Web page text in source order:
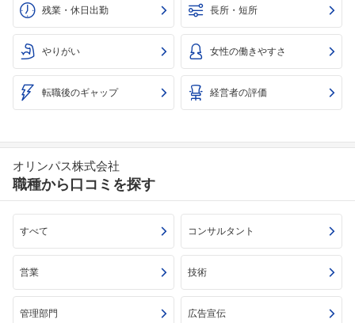
残業・休日出勤 長所・短所
やりがい 女性の働きやすさ
転職後のギャップ 経営者の評価
オリンパス株式会社
職種から口コミを探す
すべて コンサルタント
営業 技術
管理部門 広告宣伝